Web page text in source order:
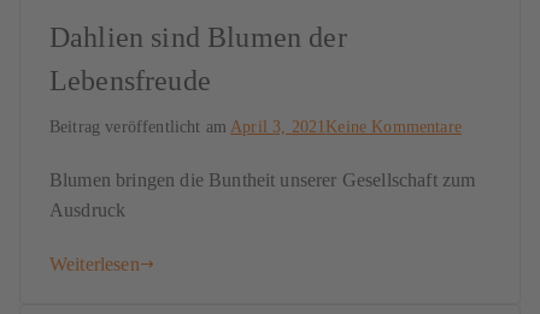
Dahlien sind Blumen der
Lebensfreude
Beitrag veröffentlicht am April 3, 2021 Keine Kommentare
Blumen bringen die Buntheit unserer Gesellschaft zum
Ausdruck
Weiterlesen